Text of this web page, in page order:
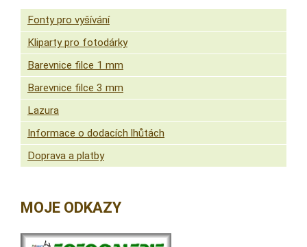
Fonty pro vyšívání
Kliparty pro fotodárky
Barevnice filce 1 mm
Barevnice filce 3 mm
Lazura
Informace o dodacích lhůtách
Doprava a platby
MOJE ODKAZY